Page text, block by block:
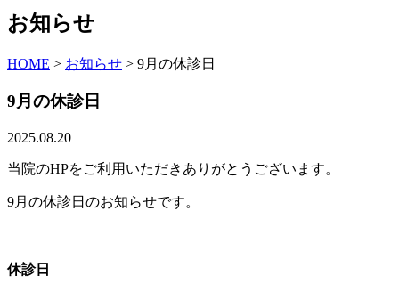
お知らせ
HOME > お知らせ > 9月の休診日
9月の休診日
2025.08.20
当院のHPをご利用いただきありがとうございます。
9月の休診日のお知らせです。
休診日